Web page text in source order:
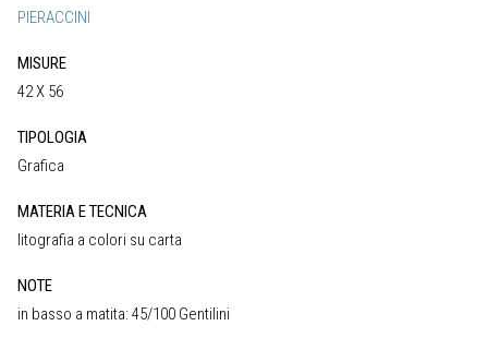
PIERACCINI
MISURE
42 X 56
TIPOLOGIA
Grafica
MATERIA E TECNICA
litografia a colori su carta
NOTE
in basso a matita: 45/100 Gentilini